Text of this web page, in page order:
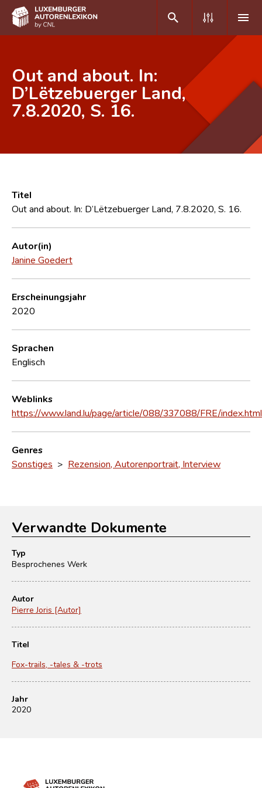
DE FR
Home
Erweiterte Suche
CNL
Forschungsgruppe
Kontakt
Out and about. In:
D’Lëtzebuerger Land,
7.8.2020, S. 16.
Titel
Out and about. In: D’Lëtzebuerger Land, 7.8.2020, S. 16.
Autor(in)
Janine Goedert
Erscheinungsjahr
2020
Sprachen
Englisch
Weblinks
https://www.land.lu/page/article/088/337088/FRE/index.html
Genres
Sonstiges > Rezension, Autorenportrait, Interview
Verwandte Dokumente
Typ
Besprochenes Werk
Autor
Pierre Joris [Autor]
Titel
Fox-trails, -tales & -trots
Jahr
2020